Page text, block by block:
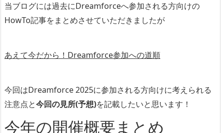
当ブログには過去にDreamforceへ参加される方向けの
HowTo記事をまとめさせていただきましたが
あえて今だから！Dreamforce参加への道順
今回はDreamforce 2025に参加される方向けに考えられる
注意点と今回の見所(予想)を記載したいと思います！
今年の開催概要まとめ